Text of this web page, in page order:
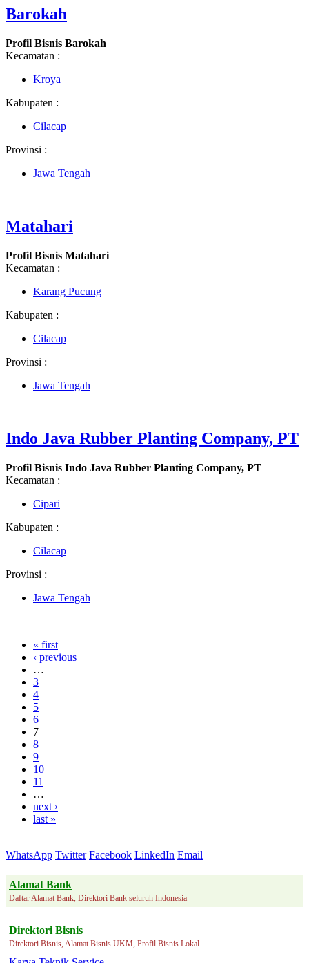
Barokah
Profil Bisnis Barokah
Kecamatan :
Kroya
Kabupaten :
Cilacap
Provinsi :
Jawa Tengah
Matahari
Profil Bisnis Matahari
Kecamatan :
Karang Pucung
Kabupaten :
Cilacap
Provinsi :
Jawa Tengah
Indo Java Rubber Planting Company, PT
Profil Bisnis Indo Java Rubber Planting Company, PT
Kecamatan :
Cipari
Kabupaten :
Cilacap
Provinsi :
Jawa Tengah
« first
‹ previous
…
3
4
5
6
7
8
9
10
11
…
next ›
last »
WhatsApp Twitter Facebook LinkedIn Email
Alamat Bank
Daftar Alamat Bank, Direktori Bank seluruh Indonesia
Direktori Bisnis
Direktori Bisnis, Alamat Bisnis UKM, Profil Bisnis Lokal.